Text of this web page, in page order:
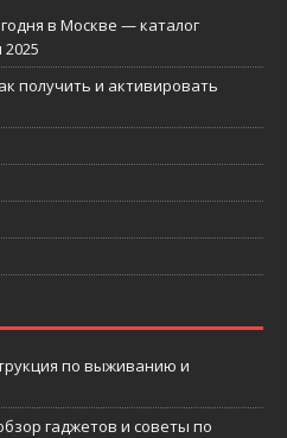
в Москве — каталог
получить и активировать
по выживанию и
гаджетов и советы по